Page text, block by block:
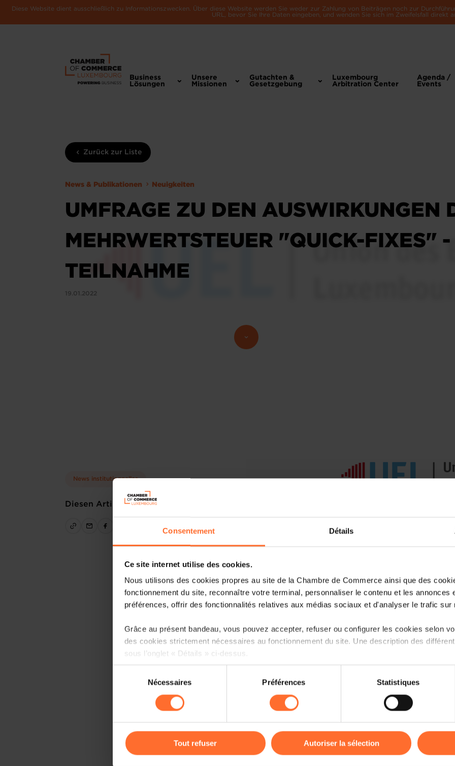
Consentement Détails
Ce site internet utilise des cookies.
Nous utilisons des cookies propres au site de la Chambre de Commerce ainsi que des
fonctionnement du site, reconnaître votre terminal, personnaliser le contenu et les annonces
préférences, offrir des fonctionnalités relatives aux médias sociaux et d'analyser le trafic sur
Grâce au présent bandeau, vous pouvez accepter, refuser ou configurer les cookies selon
des cookies strictement nécessaires au fonctionnement du site. Une description des
sous l’onglet « Détails » ci-dessus.
Il est précisé que la navigation sur le site et certaines fonctionnalités (ex : lecture de vidéos,
cas de refus de tous les cookies ou des cookies non nécessaires.
gauche de chaque page.
consentement
Nécessaires Préférences Statistiques
Tout refuser Autoriser la sélection
Diese Website dient ausschließlich zu Informationszwecken. Über diese Website werden Sie weder zur Zahlung von Beiträgen noch zur
URL, bevor Sie Ihre Daten eingeben, und wenden Sie sich im Zweifelsfall direkt
Business
Lösungen
Unsere
Missionen
Gutachten &
Gesetzgebung
Luxembourg
Arbitration Center
Agenda /
Events
Zurück zur Liste
News & Publikationen Neuigkeiten
UMFRAGE ZU DEN AUSWIRKUNGEN
MEHRWERTSTEUER "QUICK-FIXES"
TEILNAHME
19.01.2022
News institutionnelles
Diesen Artikel teilen
Die UEL hat mit Unterstützung der
um Informationen über die
Richtlinie durch luxemburgische
Diese Umfrage wurde im
Mehrwertsteuerforums ins Leben
Mehrwertsteuer-"Quick-Fixes"-
Lagerbestände, die in einem
Stock Arrangements) und
Reihengeschäfte: Welchem
die Umsatzsteuerbefreiung zu